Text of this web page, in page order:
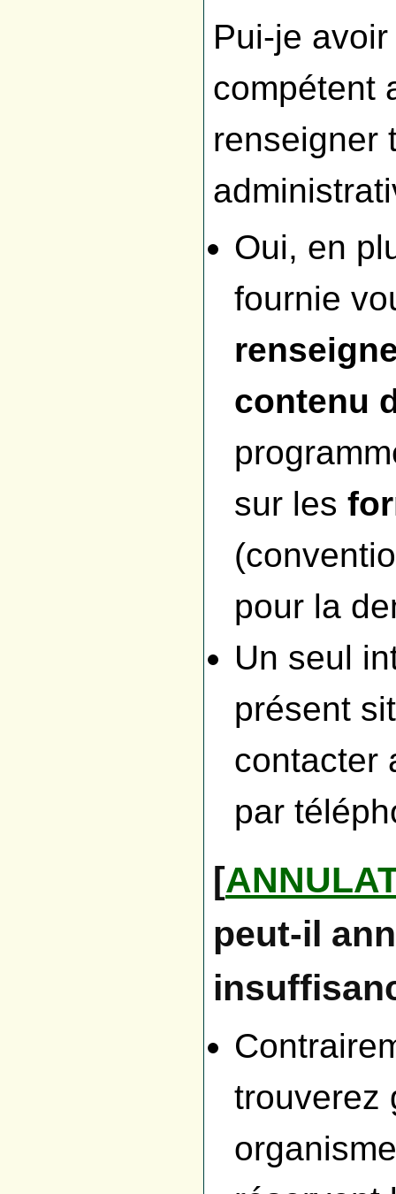
Pui-je
compétent
renseigner
Oui, en
fournie
contenu
sur les
pour la
Un seul
présent
contacter
par
[
peut-il
trouverez